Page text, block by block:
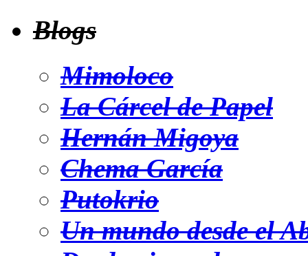
Blogs
Mimoloco
La Cárcel de Papel
Hernán Migoya
Chema García
Putokrio
Un mundo desde el